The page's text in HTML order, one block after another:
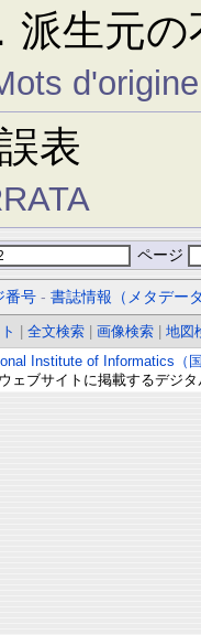
派生元
表
ページ
番号 -書誌情報（メタデー
全文検索 画像検索
地図
Institute of Informatics（
ェブサイトに掲載するデジ